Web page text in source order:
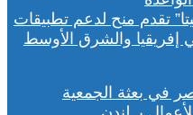
تقدم منح لدعم تطبيقات
إفريقيا والشرق الأوسط